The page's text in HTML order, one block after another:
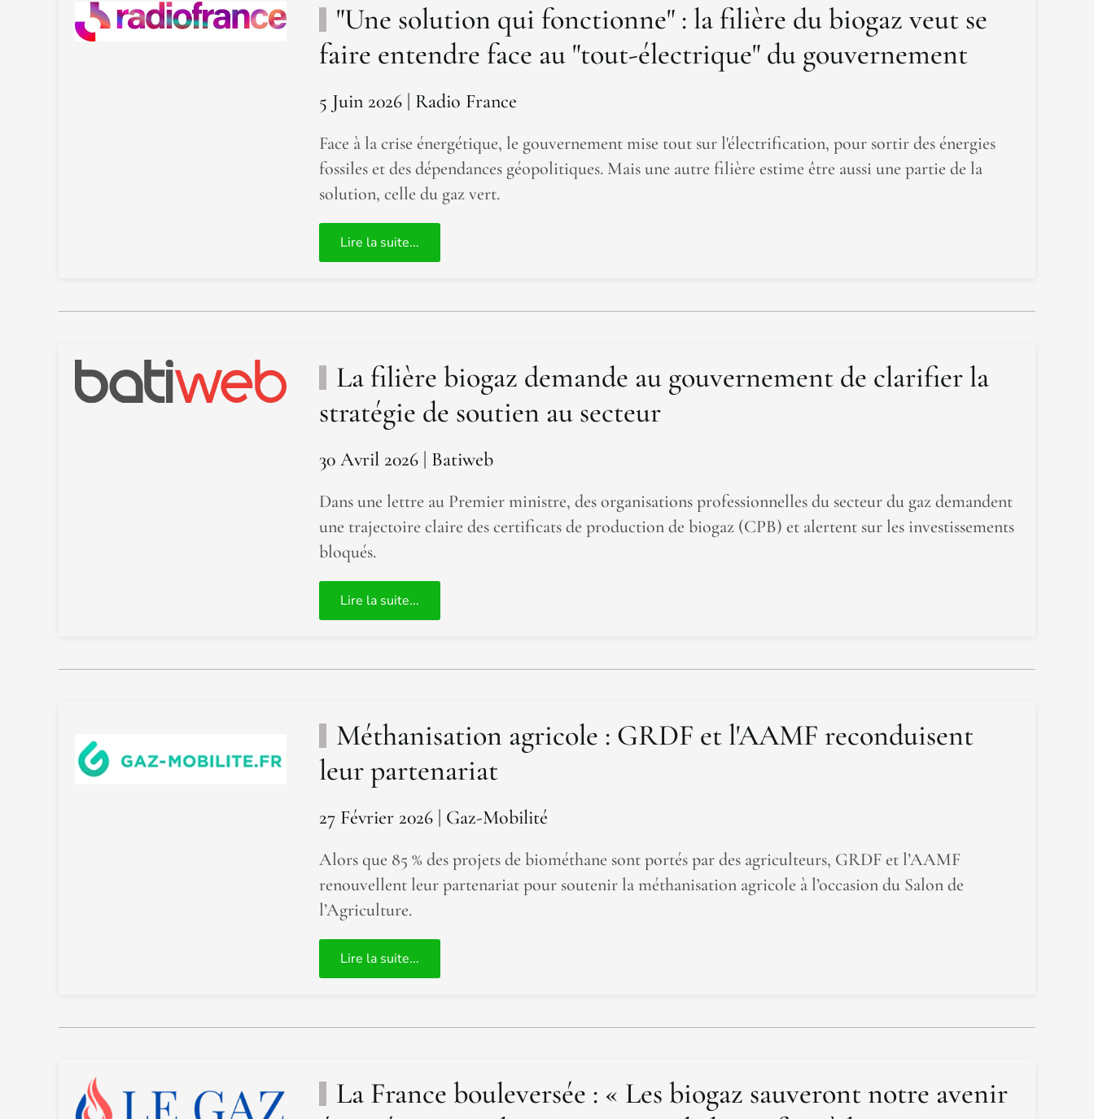
"Une solution qui fonctionne" : la filière du biogaz veut se
faire entendre face au "tout-électrique" du gouvernement
5 Juin 2026 | Radio France
Face à la crise énergétique, le gouvernement mise tout sur l'électrification, pour sortir des énergies
fossiles et des dépendances géopolitiques. Mais une autre filière estime être aussi une partie de la
solution, celle du gaz vert.
Lire la suite...
La filière biogaz demande au gouvernement de clarifier la
stratégie de soutien au secteur
30 Avril 2026 | Batiweb
Dans une lettre au Premier ministre, des organisations professionnelles du secteur du gaz demandent
une trajectoire claire des certificats de production de biogaz (CPB) et alertent sur les investissements
bloqués.
Lire la suite...
Méthanisation agricole : GRDF et l'AAMF reconduisent
leur partenariat
27 Février 2026 | Gaz-Mobilité
Alors que 85 % des projets de biométhane sont portés par des agriculteurs, GRDF et l’AAMF
renouvellent leur partenariat pour soutenir la méthanisation agricole à l’occasion du Salon de
l’Agriculture.
Lire la suite...
La France bouleversée : « Les biogaz sauveront notre avenir